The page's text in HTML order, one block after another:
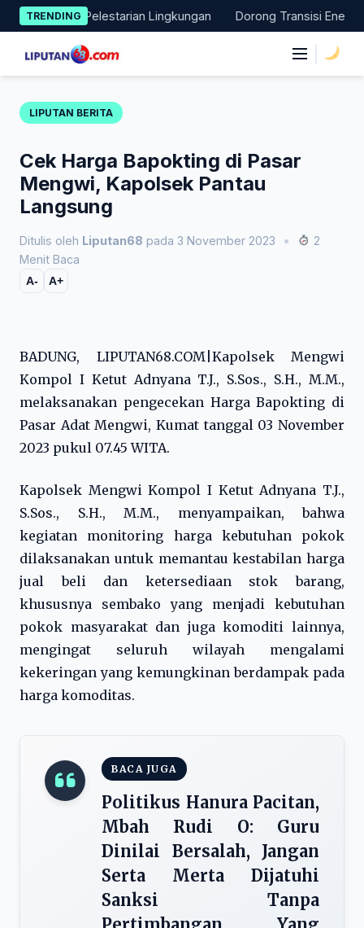
Skip
to
content
TRENDING
Nyata Pelestarian Lingkungan Dorong Transisi Energi di
LIPUTAN BERITA
Cek Harga Bapokting di Pasar
Mengwi, Kapolsek Pantau
Langsung
Ditulis oleh Liputan68 pada 3 November 2023 •
2
Menit Baca
A- A+
BADUNG, LIPUTAN68.COM|Kapolsek Mengwi
Kompol I Ketut Adnyana T.J., S.Sos., S.H., M.M.,
melaksanakan pengecekan Harga Bapokting di
Pasar Adat Mengwi, Kumat tanggal 03 November
2023 pukul 07.45 WITA.
Kapolsek Mengwi Kompol I Ketut Adnyana T.J.,
S.Sos., S.H., M.M., menyampaikan, bahwa
kegiatan monitoring harga kebutuhan pokok
dilaksanakan untuk memantau kestabilan harga
jual beli dan ketersediaan stok barang,
khususnya sembako yang menjadi kebutuhan
pokok masyarakat dan juga komoditi lainnya,
mengingat seluruh wilayah mengalami
kekeringan yang kemungkinan berdampak pada
harga komoditas.
BACA JUGA
Politikus Hanura Pacitan,
Mbah Rudi O: Guru
Dinilai Bersalah, Jangan
Serta Merta Dijatuhi
Sanksi Tanpa